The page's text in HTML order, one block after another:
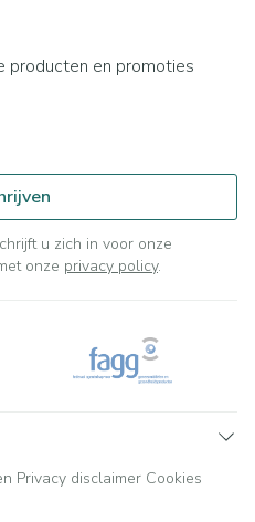
producten en promoties
u zich in voor onze
onze privacy policy.
Privacy disclaimer Cookies